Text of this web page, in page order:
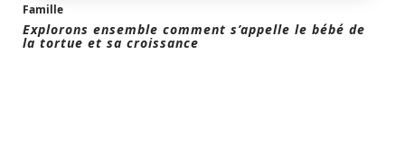
Famille
Explorons ensemble comment s’appelle le bébé de
la tortue et sa croissance